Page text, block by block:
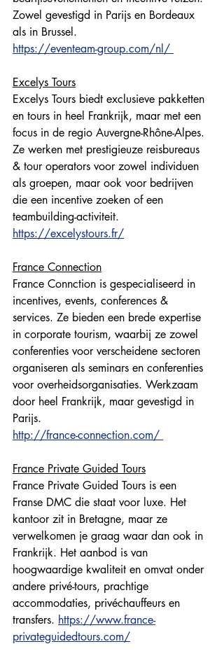
Zowel gevestigd in Parijs en Bordeaux
als in Brussel.
https://eventeam-group.com/nl/
Excelys Tours
Excelys Tours biedt exclusieve pakketten
en tours in heel Frankrijk, maar met een
focus in de regio Auvergne-Rhône-Alpes.
Ze werken met prestigieuze reisbureaus
& tour operators voor zowel individuen
als groepen, maar ook voor bedrijven
die een incentive zoeken of een
teambuilding-activiteit.
https://excelystours.fr/
France Connection
France Connction is gespecialiseerd in
incentives, events, conferences &
services. Ze bieden een brede expertise
in corporate tourism, waarbij ze zowel
conferenties voor verscheidene sectoren
organiseren als seminars en conferenties
voor overheidsorganisaties. Werkzaam
door heel Frankrijk, maar gevestigd in
Parijs.
http://france-connection.com/
France Private Guided Tours
France Private Guided Tours is een
Franse DMC die staat voor luxe. Het
kantoor zit in Bretagne, maar ze
verwelkomen je graag waar dan ook in
Frankrijk. Het aanbod is van
hoogwaardige kwaliteit en omvat onder
andere privé-tours, prachtige
accommodaties, privéchauffeurs en
transfers. https://www.france-
privateguidedtours.com/